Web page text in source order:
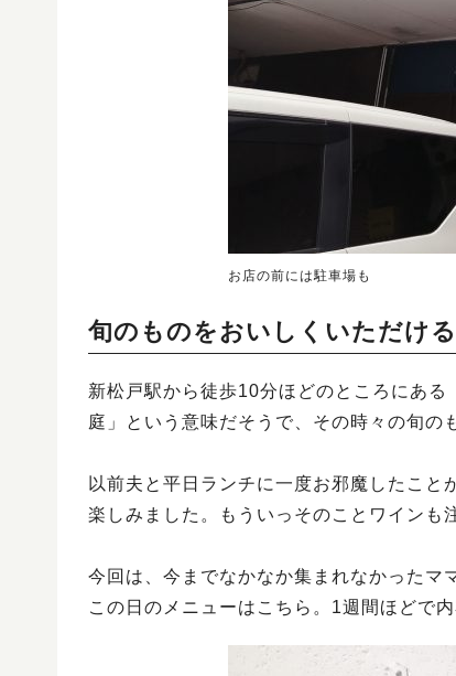
お店の前には駐車場も
旬のものをおいしくいただけ
新松戸駅から徒歩10分ほどのところにあ
庭」という意味だそうで、その時々の旬の
以前夫と平日ランチに一度お邪魔したこ
楽しみました。もういっそのことワインも
今回は、今までなかなか集まれなかったマ
この日のメニューはこちら。1週間ほどで